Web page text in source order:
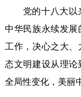
党的十八大以来
中华民族永续发
工作，决心之大
态文明建设从理论
全局性变化，美丽